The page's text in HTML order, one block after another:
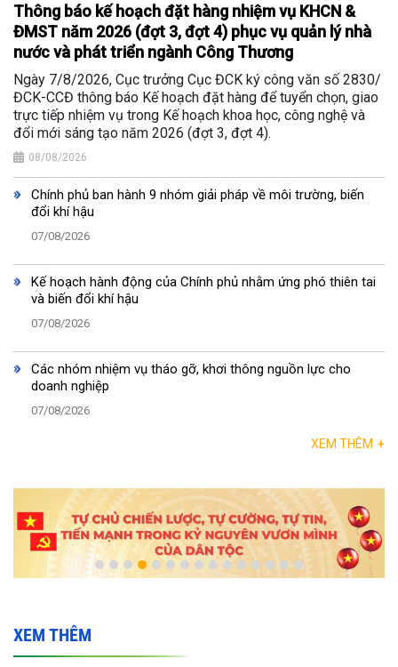
Thông báo kế hoạch đặt hàng nhiệm vụ KHCN &
ĐMST năm 2026 (đợt 3, đợt 4) phục vụ quản lý nhà
nước và phát triển ngành Công Thương
Ngày 7/8/2026, Cục trưởng Cục ĐCK ký công văn số 2830/
ĐCK-CCĐ thông báo Kế hoạch đặt hàng để tuyển chọn, giao
trực tiếp nhiệm vụ trong Kế hoạch khoa học, công nghệ và
đổi mới sáng tạo năm 2026 (đợt 3, đợt 4).
08/08/2026
Chính phủ ban hành 9 nhóm giải pháp về môi trường, biến
đổi khí hậu
07/08/2026
Kế hoạch hành động của Chính phủ nhằm ứng phó thiên tai
và biến đổi khí hậu
07/08/2026
Các nhóm nhiệm vụ tháo gỡ, khơi thông nguồn lực cho
doanh nghiệp
07/08/2026
XEM THÊM +
XEM THÊM